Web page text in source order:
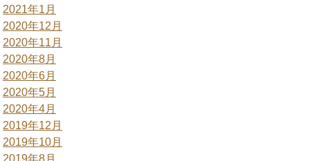
2021年1月
2020年12月
2020年11月
2020年8月
2020年6月
2020年5月
2020年4月
2019年12月
2019年10月
2019年8月